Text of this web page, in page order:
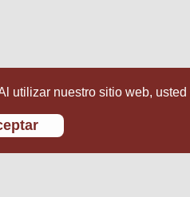
utilizar nuestro sitio web,